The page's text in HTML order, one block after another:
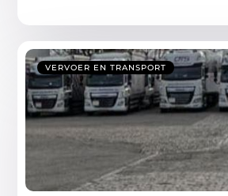
VERVOER EN TRANSPORT